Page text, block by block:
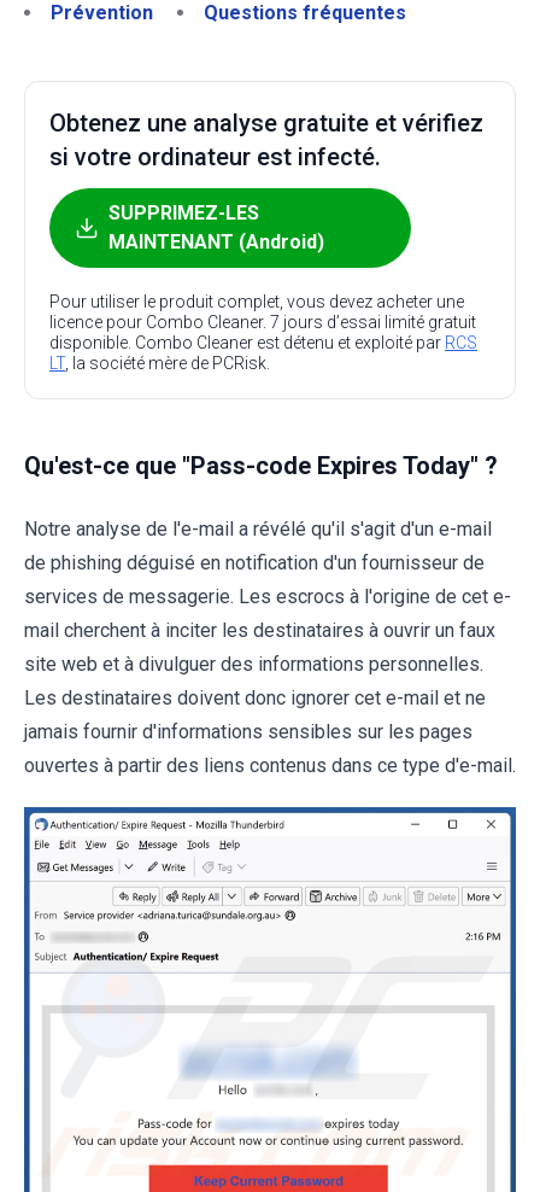
Prévention
Questions fréquentes
Obtenez une analyse gratuite et vérifiez
si votre ordinateur est infecté.
SUPPRIMEZ-LES
MAINTENANT (Android)
Pour utiliser le produit complet, vous devez acheter une
licence pour Combo Cleaner. 7 jours d’essai limité gratuit
disponible. Combo Cleaner est détenu et exploité par RCS
LT, la société mère de PCRisk.
Qu'est-ce que "Pass-code Expires Today" ?
Notre analyse de l'e-mail a révélé qu'il s'agit d'un e-mail
de phishing déguisé en notification d'un fournisseur de
services de messagerie. Les escrocs à l'origine de cet e-
mail cherchent à inciter les destinataires à ouvrir un faux
site web et à divulguer des informations personnelles.
Les destinataires doivent donc ignorer cet e-mail et ne
jamais fournir d'informations sensibles sur les pages
ouvertes à partir des liens contenus dans ce type d'e-mail.